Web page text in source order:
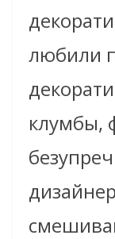
любили
клумбы,